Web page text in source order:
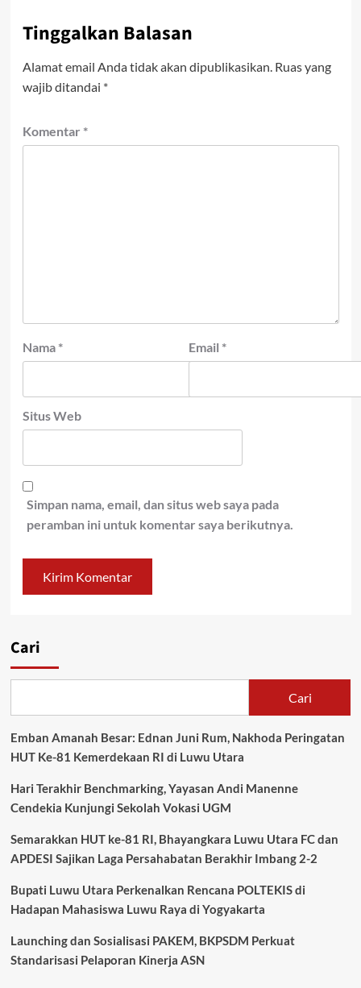
Tinggalkan Balasan
Alamat email Anda tidak akan dipublikasikan. Ruas yang
wajib ditandai *
Komentar *
Nama * Email *
Situs Web
Simpan nama, email, dan situs web saya pada
peramban ini untuk komentar saya berikutnya.
Cari
Cari
Emban Amanah Besar: Ednan Juni Rum, Nakhoda Peringatan
HUT Ke-81 Kemerdekaan RI di Luwu Utara
Hari Terakhir Benchmarking, Yayasan Andi Manenne
Cendekia Kunjungi Sekolah Vokasi UGM
Semarakkan HUT ke-81 RI, Bhayangkara Luwu Utara FC dan
APDESI Sajikan Laga Persahabatan Berakhir Imbang 2-2
Bupati Luwu Utara Perkenalkan Rencana POLTEKIS di
Hadapan Mahasiswa Luwu Raya di Yogyakarta
Launching dan Sosialisasi PAKEM, BKPSDM Perkuat
Standarisasi Pelaporan Kinerja ASN